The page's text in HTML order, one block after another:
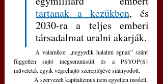
tartanak a kezükben, és
2030-ra a teljes emberi
	A valamikor „negyedik hatalmi ágnak” szánt
független sajtó megsemmisült és a PSYOP(S)
műveletek egyik végrehajtó szereplőjévé silányodott.